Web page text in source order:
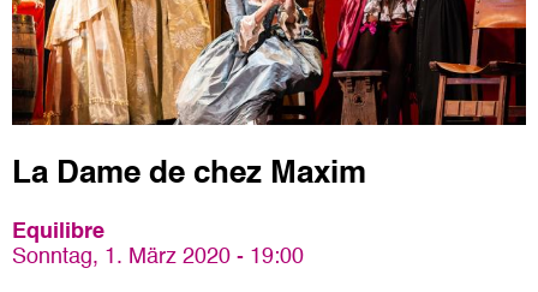
La Dame de chez Maxim
Equilibre
Sonntag, 1. März 2020 - 19:00